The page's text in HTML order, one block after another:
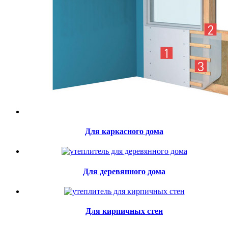
Для каркасного дома
Для деревянного дома
Для кирпичных стен